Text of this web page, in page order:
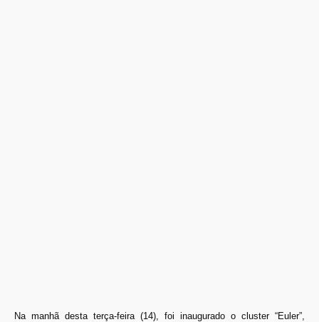
Na manhã desta terça-feira (14), foi inaugurado o cluster “Euler”,